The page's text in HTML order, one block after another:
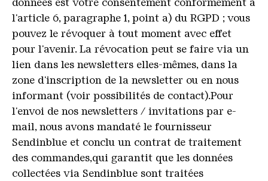
données est votre consentement conformément à
l'article 6, paragraphe 1, point a) du RGPD ; vous
pouvez le révoquer à tout moment avec effet
pour l'avenir. La révocation peut se faire via un
lien dans les newsletters elles-mêmes, dans la
zone d'inscription de la newsletter ou en nous
informant (voir possibilités de contact).Pour
l'envoi de nos newsletters / invitations par e-
mail, nous avons mandaté le fournisseur
Sendinblue et conclu un contrat de traitement
des commandes,qui garantit que les données
collectées via Sendinblue sont traitées